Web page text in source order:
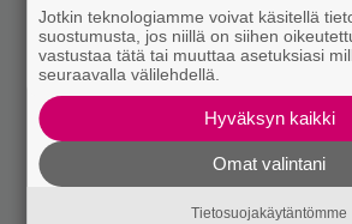
Jotkin teknologiamme voivat käsitellä
suostumusta, jos niillä on siihen
vastustaa tätä tai muuttaa asetuksiasi
seuraavalla välilehdellä.
Hyväksyn kaikki
Omat valintani
Tietosuojakäytäntömme